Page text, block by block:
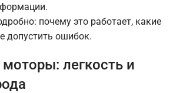
почему это работает, какие
допустить ошибок.
легкость и